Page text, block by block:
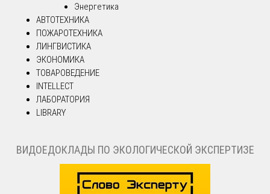
Энергетика
АВТОТЕХНИКА
ПОЖАРОТЕХНИКА
ЛИНГВИСТИКА
ЭКОНОМИКА
ТОВАРОВЕДЕНИЕ
INTELLECT
ЛАБОРАТОРИЯ
LIBRARY
ВИДОЕДОКЛАДЫ ПО ЭКОЛОГИЧЕСКОЙ ЭКСПЕРТИЗЕ